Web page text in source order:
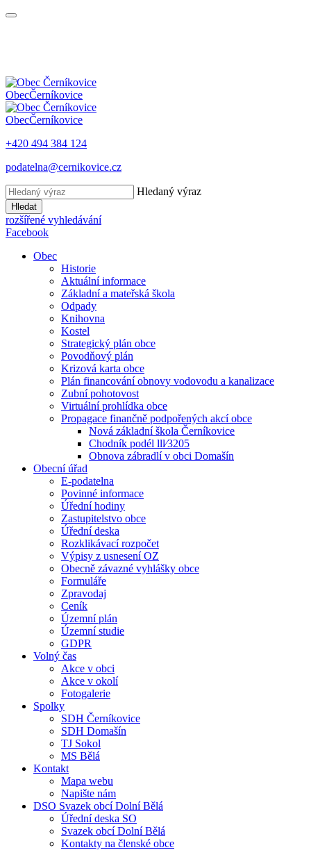
ObecČerníkovice
ObecČerníkovice
+420 494 384 124
podatelna@cernikovice.cz
Hledaný výraz
Hledat
rozšířené vyhledávání
Facebook
Obec
Historie
Aktuální informace
Základní a mateřská škola
Odpady
Knihovna
Kostel
Strategický plán obce
Povodňový plán
Krizová karta obce
Plán financování obnovy vodovodu a kanalizace
Zubní pohotovost
Virtuální prohlídka obce
Propagace finančně podpořených akcí obce
Nová základní škola Černíkovice
Chodník podél lll⁄3205
Obnova zábradlí v obci Domašín
Obecní úřad
E-podatelna
Povinné informace
Úřední hodiny
Zastupitelstvo obce
Úřední deska
Rozklikávací rozpočet
Výpisy z usnesení OZ
Obecně závazné vyhlášky obce
Formuláře
Zpravodaj
Ceník
Územní plán
Územní studie
GDPR
Volný čas
Akce v obci
Akce v okolí
Fotogalerie
Spolky
SDH Černíkovice
SDH Domašín
TJ Sokol
MS Bělá
Kontakt
Mapa webu
Napište nám
DSO Svazek obcí Dolní Bělá
Úřední deska SO
Svazek obcí Dolní Bělá
Kontakty na členské obce